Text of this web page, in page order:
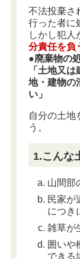
不法投棄さ
行った者に
しかし犯人
分責任を負
●廃棄物の
「 土地又は
地・建物の
い」
自分の土地
う。
1.こんな
山間部
民家が
につき
雑草が
囲いや
できる